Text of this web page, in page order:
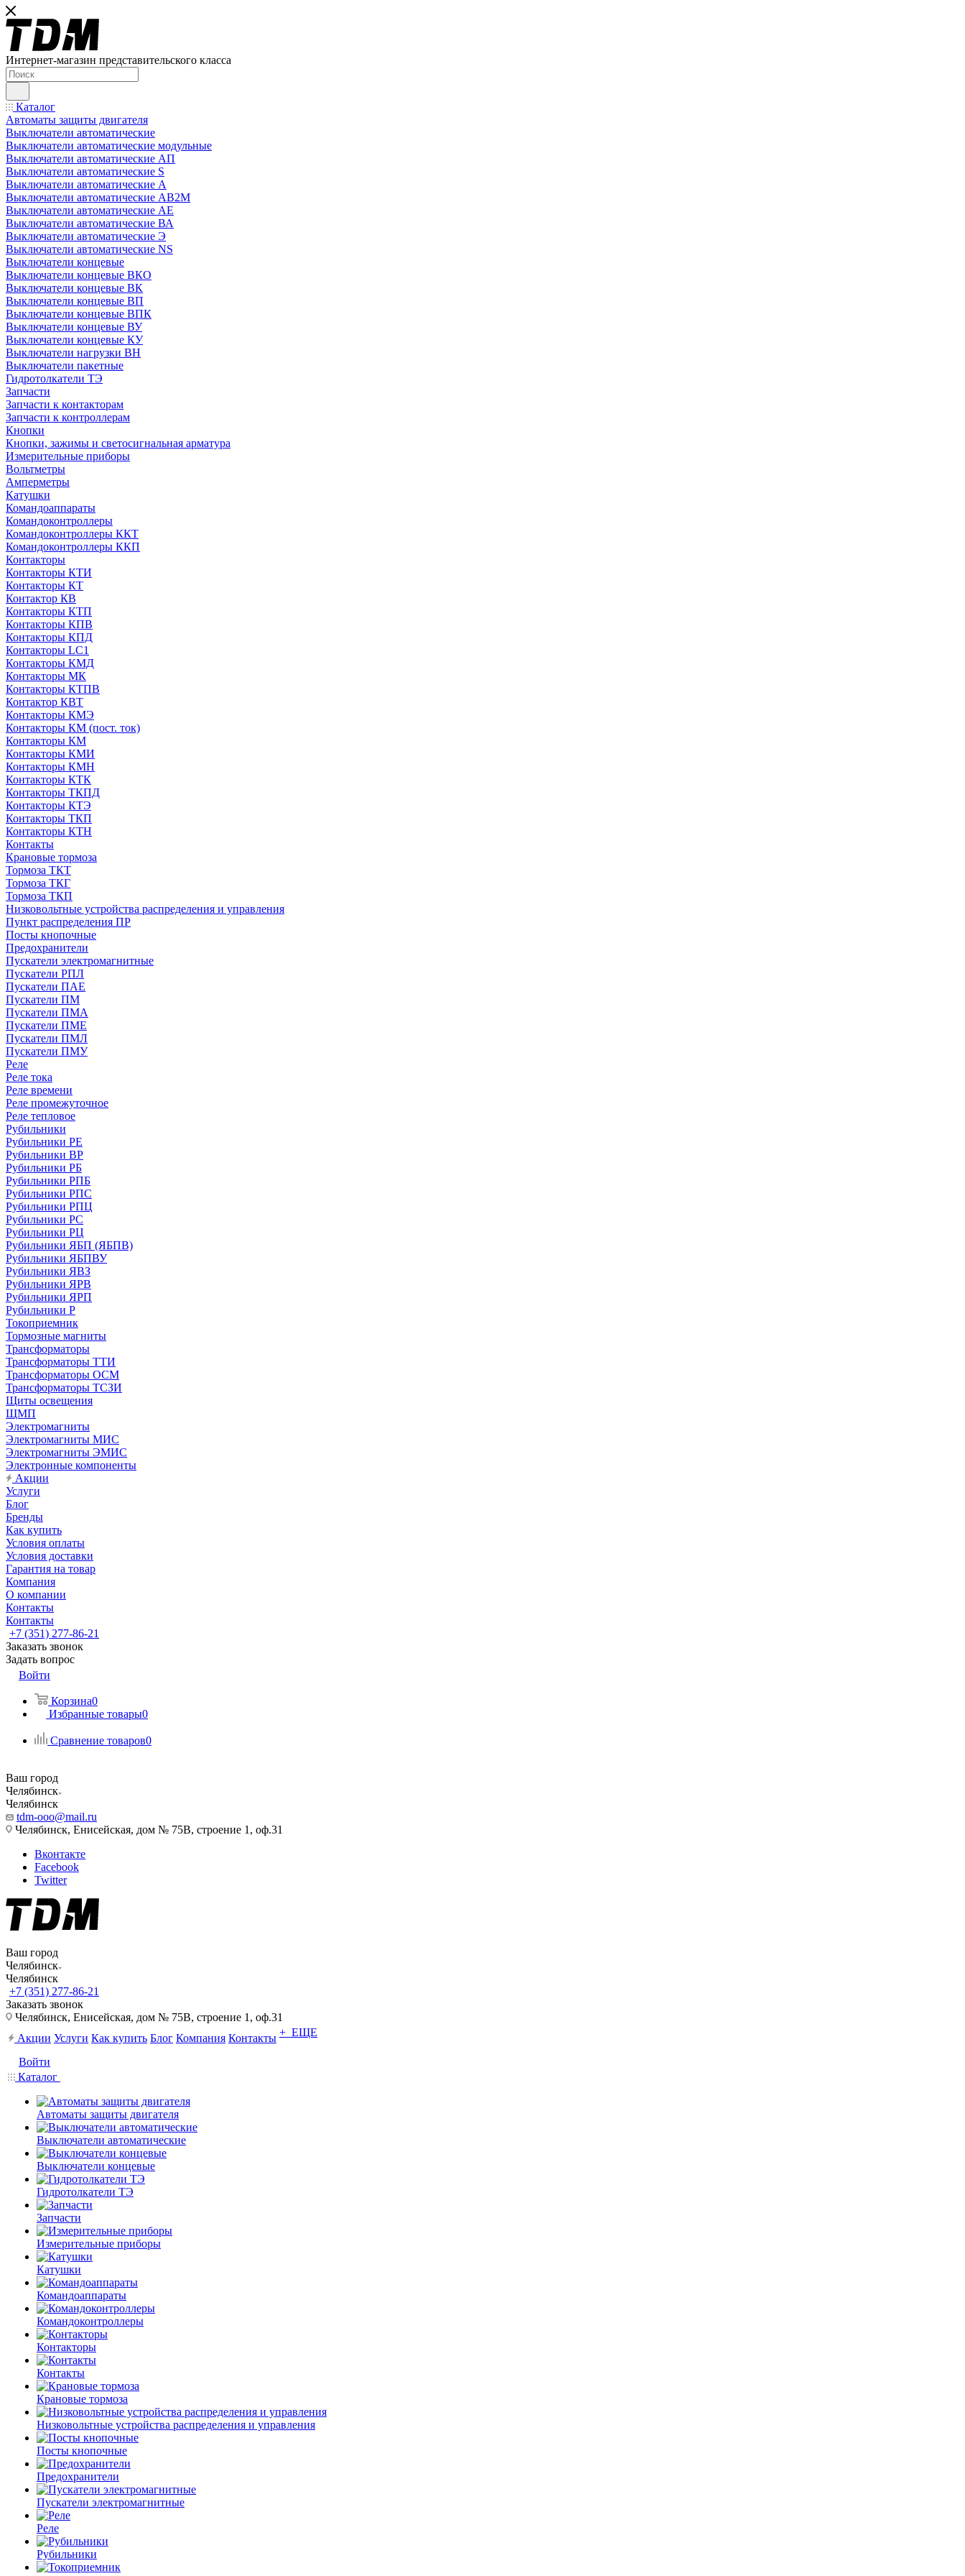
Интернет-магазин представительского класса
Каталог
Автоматы защиты двигателя
Выключатели автоматические
Выключатели автоматические модульные
Выключатели автоматические АП
Выключатели автоматические S
Выключатели автоматические А
Выключатели автоматические АВ2М
Выключатели автоматические АЕ
Выключатели автоматические ВА
Выключатели автоматические Э
Выключатели автоматические NS
Выключатели концевые
Выключатели концевые ВКО
Выключатели концевые ВК
Выключатели концевые ВП
Выключатели концевые ВПК
Выключатели концевые ВУ
Выключатели концевые КУ
Выключатели нагрузки ВН
Выключатели пакетные
Гидротолкатели ТЭ
Запчасти
Запчасти к контакторам
Запчасти к контроллерам
Кнопки
Кнопки, зажимы и светосигнальная арматура
Измерительные приборы
Вольтметры
Амперметры
Катушки
Командоаппараты
Командоконтроллеры
Командоконтроллеры ККТ
Командоконтроллеры ККП
Контакторы
Контакторы КТИ
Контакторы КТ
Контактор КВ
Контакторы КТП
Контакторы КПВ
Контакторы КПД
Контакторы LC1
Контакторы КМД
Контакторы МК
Контакторы КТПВ
Контактор КВТ
Контакторы КМЭ
Контакторы КМ (пост. ток)
Контакторы КМ
Контакторы КМИ
Контакторы КМН
Контакторы КТК
Контакторы ТКПД
Контакторы КТЭ
Контакторы ТКП
Контакторы КТН
Контакты
Крановые тормоза
Тормоза ТКТ
Тормоза ТКГ
Тормоза ТКП
Низковольтные устройства распределения и управления
Пункт распределения ПР
Посты кнопочные
Предохранители
Пускатели электромагнитные
Пускатели РПЛ
Пускатели ПАЕ
Пускатели ПМ
Пускатели ПМА
Пускатели ПМЕ
Пускатели ПМЛ
Пускатели ПМУ
Реле
Реле тока
Реле времени
Реле промежуточное
Реле тепловое
Рубильники
Рубильники РЕ
Рубильники ВР
Рубильники РБ
Рубильники РПБ
Рубильники РПС
Рубильники РПЦ
Рубильники РС
Рубильники РЦ
Рубильники ЯБП (ЯБПВ)
Рубильники ЯБПВУ
Рубильники ЯВЗ
Рубильники ЯРВ
Рубильники ЯРП
Рубильники Р
Токоприемник
Тормозные магниты
Трансформаторы
Трансформаторы ТТИ
Трансформаторы ОСМ
Трансформаторы ТСЗИ
Щиты освещения
ЩМП
Электромагниты
Электромагниты МИС
Электромагниты ЭМИС
Электронные компоненты
Акции
Услуги
Блог
Бренды
Как купить
Условия оплаты
Условия доставки
Гарантия на товар
Компания
О компании
Контакты
Контакты
+7 (351) 277-86-21
Заказать звонок
Задать вопрос
Войти
Корзина0
Избранные товары0
Сравнение товаров0
Ваш город
Челябинск
Челябинск
tdm-ooo@mail.ru
Челябинск, Енисейская, дом № 75В, строение 1, оф.31
Вконтакте
Facebook
Twitter
Ваш город
Челябинск
Челябинск
+7 (351) 277-86-21
Заказать звонок
Челябинск, Енисейская, дом № 75В, строение 1, оф.31
Акции Услуги Как купить Блог Компания Контакты + ЕЩЕ
Войти
Каталог
Автоматы защиты двигателя
Выключатели автоматические
Выключатели концевые
Гидротолкатели ТЭ
Запчасти
Измерительные приборы
Катушки
Командоаппараты
Командоконтроллеры
Контакторы
Контакты
Крановые тормоза
Низковольтные устройства распределения и управления
Посты кнопочные
Предохранители
Пускатели электромагнитные
Реле
Рубильники